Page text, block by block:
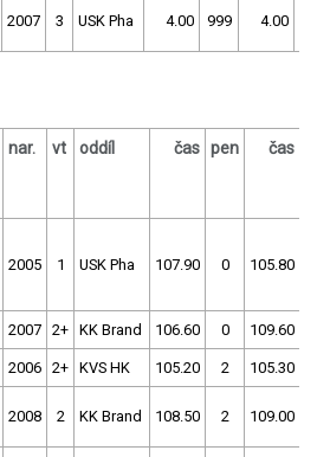
2007 3 USK Pha 4.00 999 4.00
nar. vt oddíl čas pen čas
2005 1 USK Pha 107.90 0 105.80
2007 2+ KK Brand 106.60 0 109.60
2006 2+ KVS HK 105.20 2 105.30
2008 2 KK Brand 108.50 2 109.00